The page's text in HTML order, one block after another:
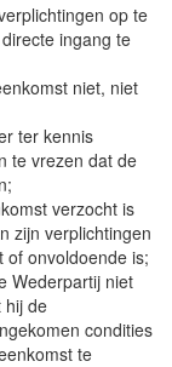
op te
ingang te
niet, niet
ter kennis
te vrezen dat de
verzocht is
zijn verplichtingen
of onvoldoende is;
Wederpartij niet
hij de
condities
te